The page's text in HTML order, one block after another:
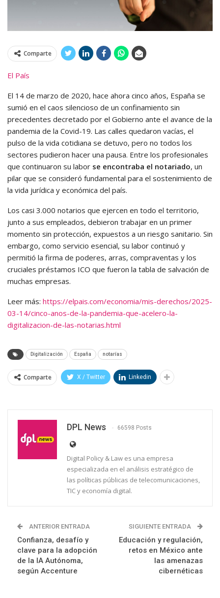
Comparte
El País
El 14 de marzo de 2020, hace ahora cinco años, España se
sumió en el caos silencioso de un confinamiento sin
precedentes decretado por el Gobierno ante el avance de la
pandemia de la Covid-19. Las calles quedaron vacías, el
pulso de la vida cotidiana se detuvo, pero no todos los
sectores pudieron hacer una pausa. Entre los profesionales
que continuaron su labor se encontraba el notariado, un
pilar que se consideró fundamental para el sostenimiento de
la vida jurídica y económica del país.
Los casi 3.000 notarios que ejercen en todo el territorio,
junto a sus empleados, debieron trabajar en un primer
momento sin protección, expuestos a un riesgo sanitario. Sin
embargo, como servicio esencial, su labor continuó y
permitió la firma de poderes, arras, compraventas y los
cruciales préstamos ICO que fueron la tabla de salvación de
muchas empresas.
Leer más: https://elpais.com/economia/mis-derechos/2025-
03-14/cinco-anos-de-la-pandemia-que-acelero-la-
digitalizacion-de-las-notarias.html
Digitalización España notarías
Comparte X / Twitter Linkedin
DPL News 66598 Posts
Digital Policy & Law es una empresa
especializada en el análisis estratégico de
las políticas públicas de telecomunicaciones,
TIC y economía digital.
ANTERIOR ENTRADA
Confianza, desafío y
clave para la adopción
de la IA Autónoma,
según Accenture
SIGUIENTE ENTRADA
Educación y regulación,
retos en México ante
las amenazas
cibernéticas